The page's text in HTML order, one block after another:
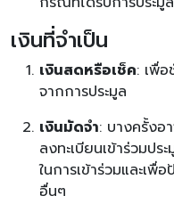
เงินที่จำเป็น
เงินสดหรือเช็ค: เพื่อ
จากการประมูล
เงินมัดจำ: บางครั้งอ
ลงทะเบียนเข้าร่วมปร
ในการเข้าร่วมและเ
อื่นๆ